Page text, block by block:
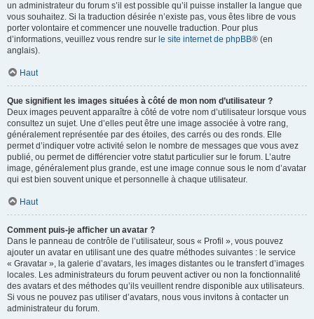
un administrateur du forum s’il est possible qu’il puisse installer la langue que
vous souhaitez. Si la traduction désirée n’existe pas, vous êtes libre de vous
porter volontaire et commencer une nouvelle traduction. Pour plus
d’informations, veuillez vous rendre sur le site internet de phpBB® (en
anglais).
Haut
Que signifient les images situées à côté de mon nom d’utilisateur ?
Deux images peuvent apparaître à côté de votre nom d’utilisateur lorsque vous
consultez un sujet. Une d’elles peut être une image associée à votre rang,
généralement représentée par des étoiles, des carrés ou des ronds. Elle
permet d’indiquer votre activité selon le nombre de messages que vous avez
publié, ou permet de différencier votre statut particulier sur le forum. L’autre
image, généralement plus grande, est une image connue sous le nom d’avatar
qui est bien souvent unique et personnelle à chaque utilisateur.
Haut
Comment puis-je afficher un avatar ?
Dans le panneau de contrôle de l’utilisateur, sous « Profil », vous pouvez
ajouter un avatar en utilisant une des quatre méthodes suivantes : le service
« Gravatar », la galerie d’avatars, les images distantes ou le transfert d’images
locales. Les administrateurs du forum peuvent activer ou non la fonctionnalité
des avatars et des méthodes qu’ils veuillent rendre disponible aux utilisateurs.
Si vous ne pouvez pas utiliser d’avatars, nous vous invitons à contacter un
administrateur du forum.